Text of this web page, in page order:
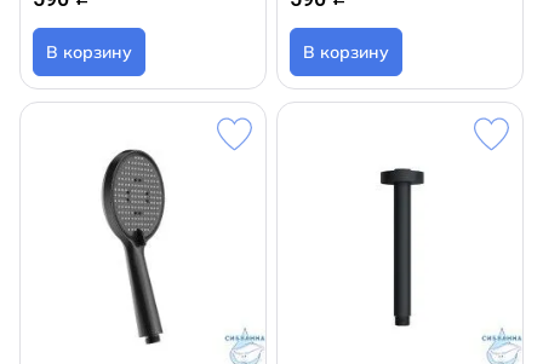
В корзину В корзину